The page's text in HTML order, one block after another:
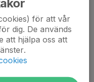
för att vår
dig. De används
att hjälpa oss att